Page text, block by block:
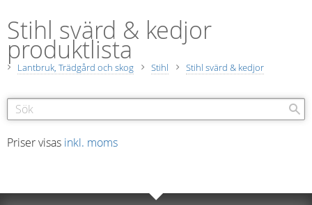
Stihl svärd & kedjor
produktlista
Lantbruk, Trädgård och skog Stihl Stihl svärd & kedjor
Priser visas inkl. moms